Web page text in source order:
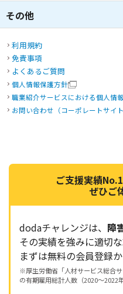
その他
利用規約
免責事項
よくあるご質問
個人情報保護方針
職業紹介サービスにおける個人情
お問い合わせ（コーポレートサイト
ご支援実績
ぜひご
dodaチャレンジは、 障
その実績を強みに適切
まずは無料の会員登録か
※厚生労働省「人材サービス総合
の有期雇用総計人数（2020～2022年